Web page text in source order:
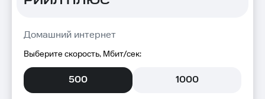
Домашний интернет
Выберите скорость, Мбит/сек:
500 1000